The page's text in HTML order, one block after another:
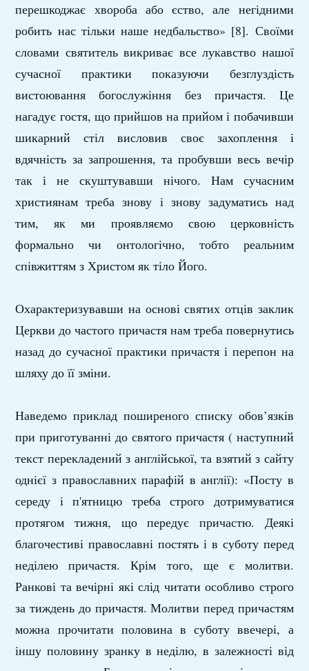
перешкоджає хвороба або єство, але негідними
робить нас тільки наше недбальство» [8]. Своїми
словами святитель викриває все лукавство нашої
сучасної практики показуючи безглуздість
вистоювання богослужіння без причастя. Це
нагадує гостя, що прийшов на прийом і побачивши
шикарний стіл висловив своє захоплення і
вдячність за запрошення, та пробувши весь вечір
так і не скуштувавши нічого. Нам сучасним
християнам треба знову і знову задуматись над
тим, як ми проявляємо свою церковність
формально чи онтологічно, тобто реальним
співжиттям з Христом як тіло Його.
Охарактеризувавши на основі святих отців заклик
Церкви до частого причастя нам треба повернутись
назад до сучасної практики причастя і перепон на
шляху до її зміни.
Наведемо приклад поширеного списку обов’язків
при приготуванні до святого причастя ( наступний
текст перекладений з англійської, та взятий з сайту
однієї з православних парафій в англії): «Посту в
середу і п'ятницю тре6а строго дотримуватися
протягом тижня, що передує причастю. Деякі
благочестиві православні постять і в суботу перед
неділею причастя. Крім того, ще є молитви.
Ранкові та вечірні які слід читати особливо строго
за тиждень до причастя. Молитви перед причастям
можна прочитати половина в суботу ввечері, а
іншу половину зранку в неділю, в залежності від